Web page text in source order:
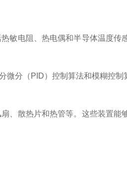
电阻、热电偶和半导体温度传
（PID）控制算法和模糊控制
散热片和热管等。这些装置能